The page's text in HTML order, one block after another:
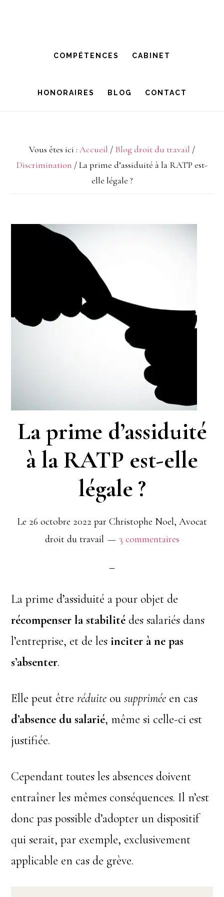
principale
COMPÉTENCES CABINET
HONORAIRES BLOG CONTACT
Vous êtes ici : Accueil / Blog droit du travail /
Discrimination /La prime d’assiduité à la RATP est-
elle légale ?
La prime d’assiduité
à la RATP est-elle
légale ?
Le 26 octobre 2022 par Christophe Noel, Avocat
droit du travail
3 commentaires
La prime d’assiduité a pour objet de
récompenser la stabilité des salariés dans
l’entreprise, et de lesinciter à ne pas
s’absenter.
Elle peut êtreréduite ousupprimée en cas
d’absence du salarié, même si celle-ci est
justifiée.
Cependant toutes les absences doivent
entraîner les mêmes conséquences. Il n’est
donc pas possible d’adopter un dispositif
qui serait, par exemple, exclusivement
applicable en cas de grève.